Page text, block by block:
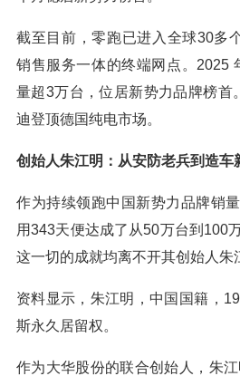
截至目前，零跑已进入全球30多
销售服务一体的终端网点。2025
量超3万台，位居新势力品牌榜首
迪登顶德国纯电市场。
创始人朱江明：从安防老兵到造车
作为持续领跑中国新势力品牌销
用343天便达成了从50万台到100
这一切的成就均离不开其创始人朱
资料显示，朱江明，中国国籍，
斯永久居留权。
作为大华股份的联合创始人，朱